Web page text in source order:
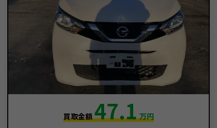
買取金額47.1万円